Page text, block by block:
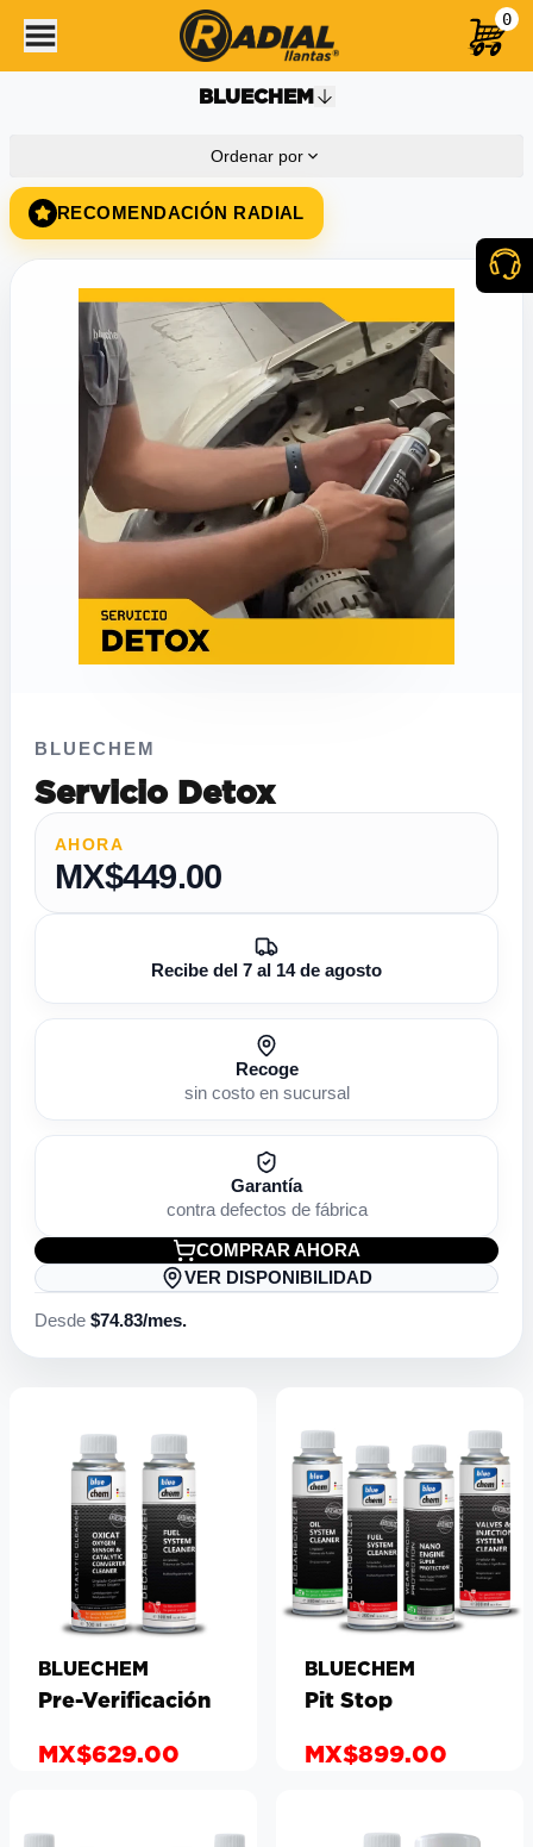
0
BLUECHEM
Ordenar por
RECOMENDACIÓN RADIAL
BLUECHEM
Servicio Detox
AHORA
MX$449.00
Recibe del 7 al 14 de agosto
Recoge
sin costo en sucursal
Garantía
contra defectos de fábrica
COMPRAR AHORA
VER DISPONIBILIDAD
Desde $74.83/mes.
BLUECHEM
Pre-Verificación
MX$629.00
BLUECHEM
Pit Stop
MX$899.00